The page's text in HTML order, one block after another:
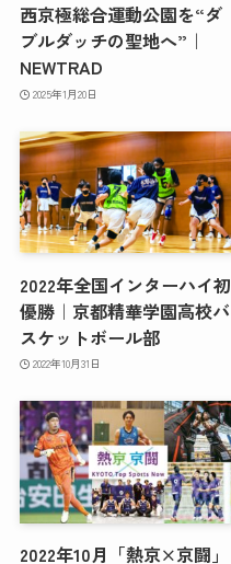
西京極総合運動公園を“ダ
ブルダッチの聖地へ”｜
NEWTRAD
2025年1月20日
2022年全国インターハイ初
優勝｜京都精華学園高校バ
スケットボール部
2022年10月31日
2022年10月「熱京×京闘」